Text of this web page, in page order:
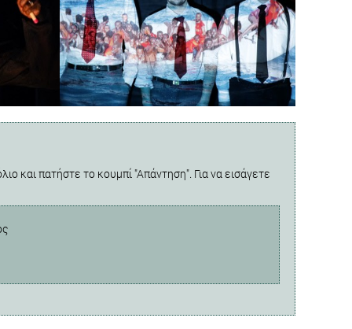
και πατήστε το κουμπί "Απάντηση". Για να εισάγετε